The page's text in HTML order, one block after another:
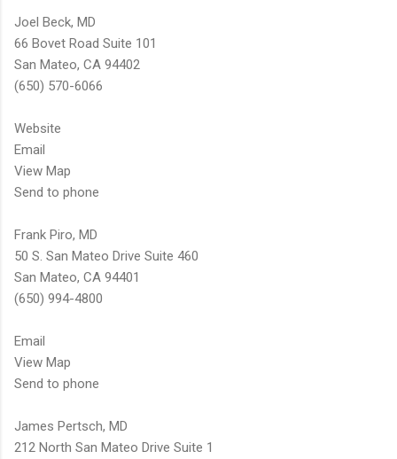
Joel Beck, MD
66 Bovet Road Suite 101
San Mateo, CA 94402
(650) 570-6066
Website
Email
View Map
Send to phone
Frank Piro, MD
50 S. San Mateo Drive Suite 460
San Mateo, CA 94401
(650) 994-4800
Email
View Map
Send to phone
James Pertsch, MD
212 North San Mateo Drive Suite 1